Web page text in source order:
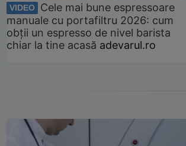
VIDEO
Cele mai bune espressoare
manuale cu portafiltru 2026: cum
obții un espresso de nivel barista
chiar la tine acasă adevarul.ro